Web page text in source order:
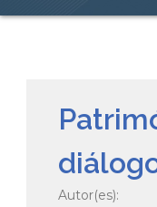
Autor(es):